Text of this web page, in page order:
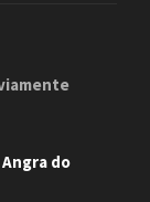
Angra do